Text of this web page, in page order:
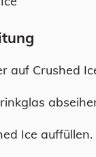
auf Crushed
Ice auffüllen.